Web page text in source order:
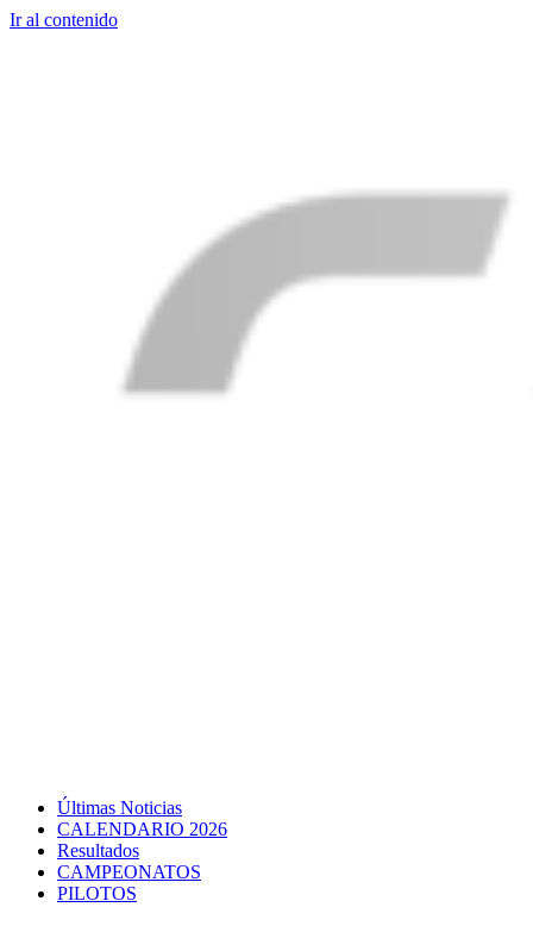
Ir al contenido
Últimas Noticias
CALENDARIO 2026
Resultados
CAMPEONATOS
PILOTOS